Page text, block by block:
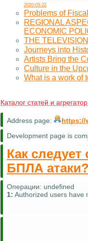
2020-03-22
Problems of
REGIONAL
ECONOMIC
THE
Journeys into
Artists Bring the
Culture in the
What is a work of
Каталог статей и
Address page:
https://
Development page is
Как следует
БПЛА атаки?
Операции: undefined
1: Authorized users have